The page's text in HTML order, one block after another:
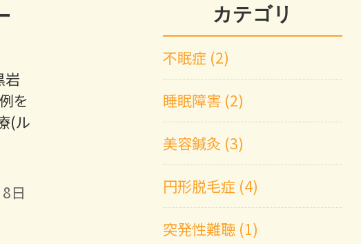
岩
を
(ル
日
カテゴリ
不眠症 (2)
睡眠障害 (2)
美容鍼灸 (3)
円形脱毛症 (4)
突発性難聴 (1)